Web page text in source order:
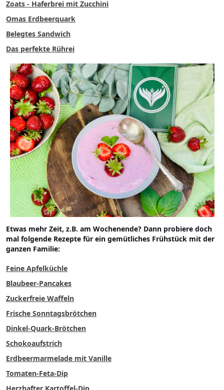
Zoats - Haferbrei mit Zucchini
Omas Erdbeerquark
Belegtes Sandwich
Das perfekte Rührei
Etwas mehr Zeit, z.B. am Wochenende? Dann probiere doch
mal folgende Rezepte für ein gemütliches Frühstück mit der
ganzen Familie:
Feine Apfelküchle
Blaubeer-Pancakes
Zuckerfreie Waffeln
Frische Sonntagsbrötchen
Dinkel-Quark-Brötchen
Schokoaufstrich
Erdbeermarmelade mit Vanille
Tomaten-Feta-Dip